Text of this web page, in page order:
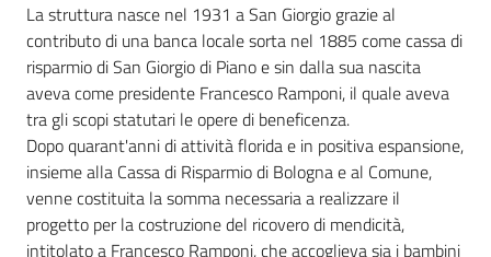
Sostenere
l'ASP
La struttura nasce nel 1931 a San Giorgio grazie al
contributo di una banca locale sorta nel 1885 come cassa di
risparmio di San Giorgio di Piano e sin dalla sua nascita
aveva come presidente Francesco Ramponi, il quale aveva
tra gli scopi statutari le opere di beneficenza.
Dopo quarant'anni di attività florida e in positiva espansione,
insieme alla Cassa di Risparmio di Bologna e al Comune,
venne costituita la somma necessaria a realizzare il
progetto per la costruzione del ricovero di mendicità,
intitolato a Francesco Ramponi, che accoglieva sia i bambini